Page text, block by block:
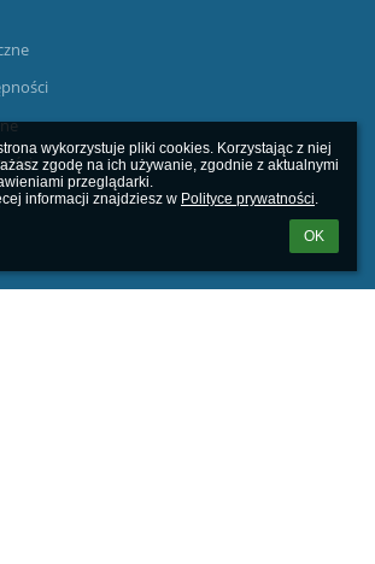
wykorzystuje pliki cookies. Korzystając z niej
zgodę na ich używanie, zgodnie z aktualnymi
przeglądarki.
informacji znajdziesz w Polityce prywatności.
OK